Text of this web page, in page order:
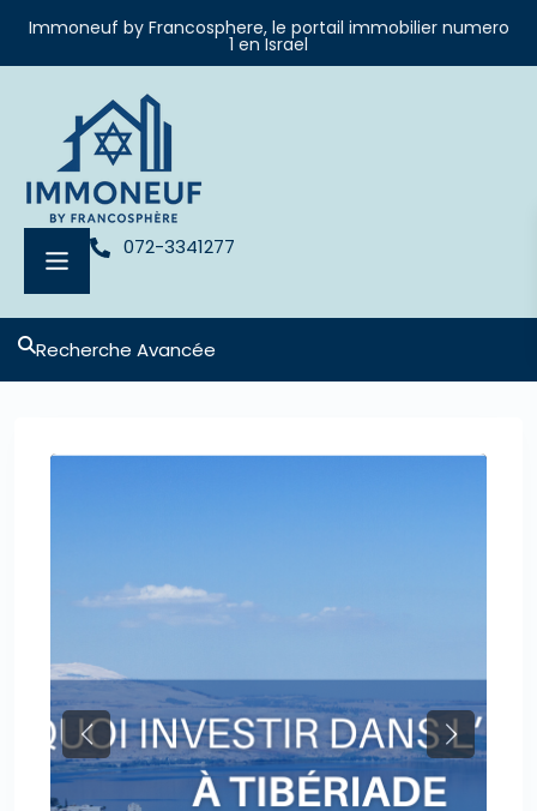
Immoneuf by Francosphere, le portail immobilier numero
1 en Israel
072-3341277
Recherche Avancée
Previous Next